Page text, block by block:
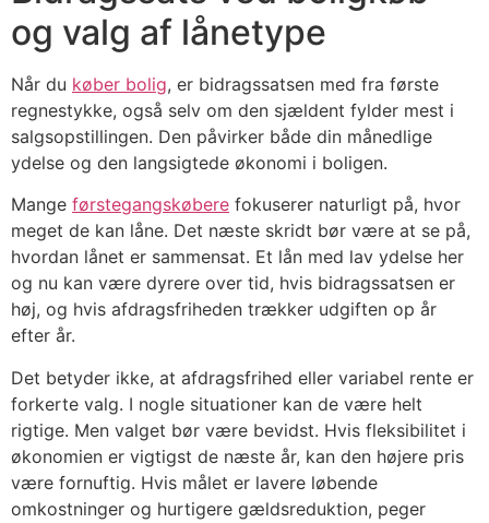
og valg af lånetype
Når du køber bolig, er bidragssatsen med fra første
regnestykke, også selv om den sjældent fylder mest i
salgsopstillingen. Den påvirker både din månedlige
ydelse og den langsigtede økonomi i boligen.
Mange førstegangskøbere fokuserer naturligt på, hvor
meget de kan låne. Det næste skridt bør være at se på,
hvordan lånet er sammensat. Et lån med lav ydelse her
og nu kan være dyrere over tid, hvis bidragssatsen er
høj, og hvis afdragsfriheden trækker udgiften op år
efter år.
Det betyder ikke, at afdragsfrihed eller variabel rente er
forkerte valg. I nogle situationer kan de være helt
rigtige. Men valget bør være bevidst. Hvis fleksibilitet i
økonomien er vigtigst de næste år, kan den højere pris
være fornuftig. Hvis målet er lavere løbende
omkostninger og hurtigere gældsreduktion, peger